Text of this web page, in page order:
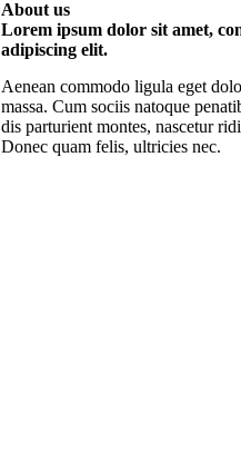
About us
Lorem ipsum dolor sit amet,
adipiscing elit.
Aenean commodo ligula eget
massa. Cum sociis natoque
dis parturient montes, nascetur
Donec quam felis, ultricies nec.